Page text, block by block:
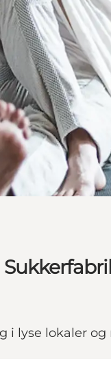
i lyse lokaler